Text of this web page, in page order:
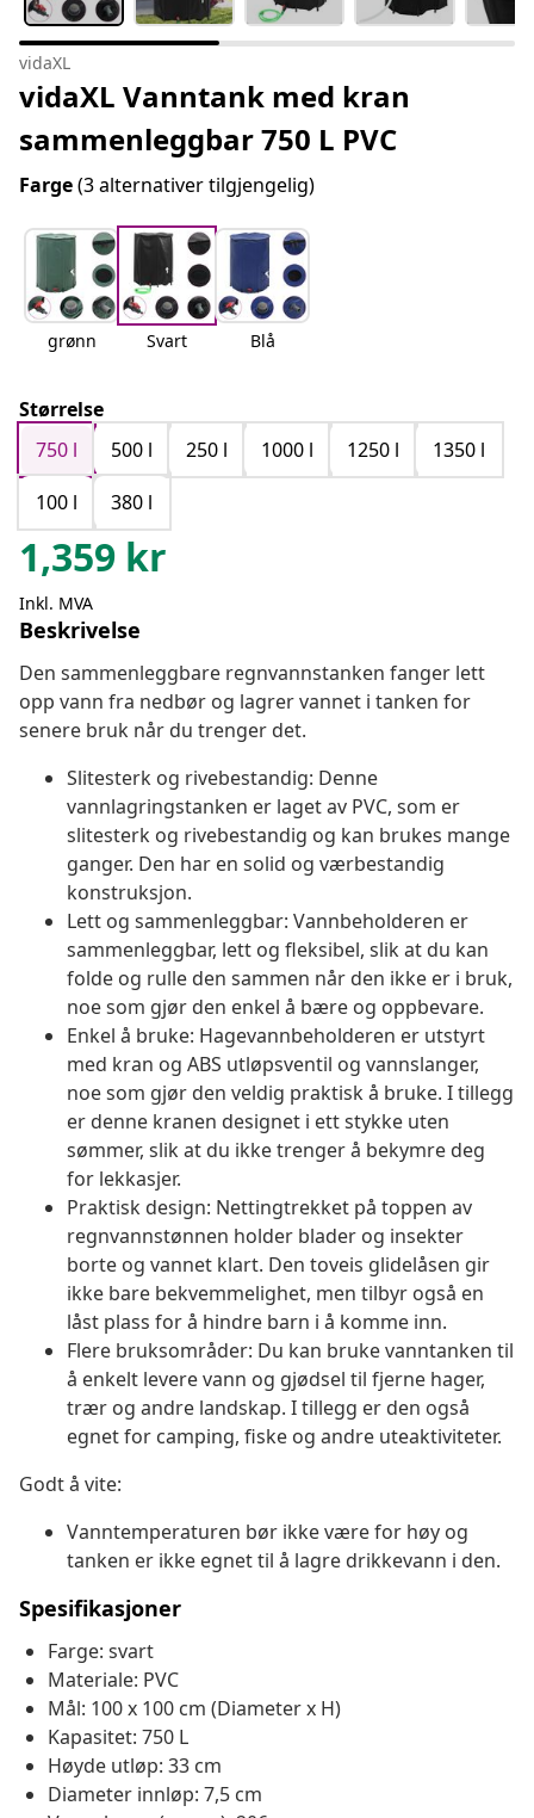
vidaXL
vidaXL Vanntank med kran
sammenleggbar 750 L PVC
Farge(3 alternativer tilgjengelig)
grønn Svart Blå
Størrelse
750 l
500 l 250 l 1000 l 1250 l
1350 l
100 l
380 l
1,359 kr
Inkl. MVA
Beskrivelse
Den sammenleggbare regnvannstanken fanger lett
opp vann fra nedbør og lagrer vannet i tanken for
senere bruk når du trenger det.
Slitesterk og rivebestandig: Denne
vannlagringstanken er laget av PVC, som er
slitesterk og rivebestandig og kan brukes mange
ganger. Den har en solid og værbestandig
konstruksjon.
Lett og sammenleggbar: Vannbeholderen er
sammenleggbar, lett og fleksibel, slik at du kan
folde og rulle den sammen når den ikke er i bruk,
noe som gjør den enkel å bære og oppbevare.
Enkel å bruke: Hagevannbeholderen er utstyrt
med kran og ABS utløpsventil og vannslanger,
noe som gjør den veldig praktisk å bruke. I tillegg
er denne kranen designet i ett stykke uten
sømmer, slik at du ikke trenger å bekymre deg
for lekkasjer.
Praktisk design: Nettingtrekket på toppen av
regnvannstønnen holder blader og insekter
borte og vannet klart. Den toveis glidelåsen gir
ikke bare bekvemmelighet, men tilbyr også en
låst plass for å hindre barn i å komme inn.
Flere bruksområder: Du kan bruke vanntanken til
å enkelt levere vann og gjødsel til fjerne hager,
trær og andre landskap. I tillegg er den også
egnet for camping, fiske og andre uteaktiviteter.
Godt å vite:
Vanntemperaturen bør ikke være for høy og
tanken er ikke egnet til å lagre drikkevann i den.
Spesifikasjoner
Farge: svart
Materiale: PVC
Mål: 100 x 100 cm (Diameter x H)
Kapasitet: 750 L
Høyde utløp: 33 cm
Diameter innløp: 7,5 cm